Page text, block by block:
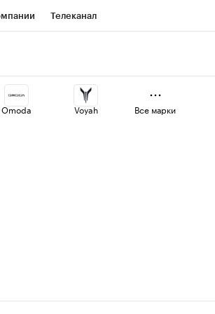
Телеканал
Проверка контрагентов
Omoda Voyah Все марки